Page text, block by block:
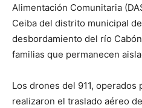
Alimentación Comunitaria
Ceiba del distrito municipal
desbordamiento del río
familias que permanecen
Los drones del 911,
realizaron el traslado aéreo